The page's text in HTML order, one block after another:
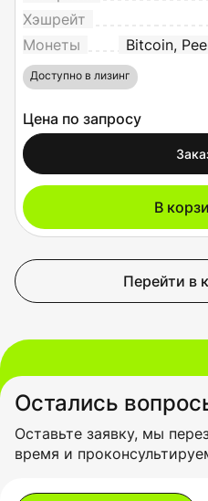
Хэшрейт
Монеты
Bitcoin,
Доступно в лизинг
Цена по запросу
В
Перейти в
Остались
Оставьте заявку, мы
время и